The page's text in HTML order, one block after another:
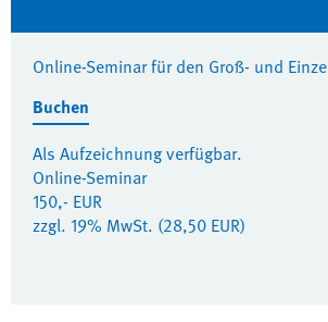
Online-Seminar für den Groß- und
Buchen
Als Aufzeichnung verfügbar.
Online-Seminar
150,- EUR
zzgl. 19% MwSt. (28,50 EUR)